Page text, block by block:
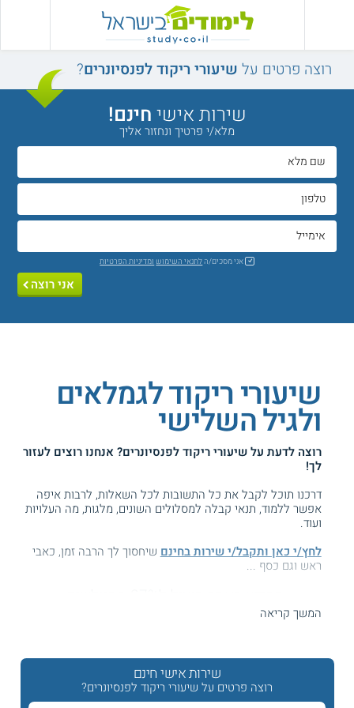
רוצה פרטים על שיעורי ריקוד לפנסיונרים?
שירות אישיחינם!
מלא/י פרטיך ונחזור אליך
אני מסכים/הלתנאי השימוש ומדיניות הפרטיות
אני רוצה
שיעורי ריקוד לגמלאים
ולגיל השלישי
רוצה לדעת עלשיעורי ריקוד לפנסיונרים? אנחנו רוצים לעזור
לך!
דרכנו תוכל לקבל את כל התשובות לכל השאלות, לרבות איפה
אפשר ללמוד, תנאי קבלה למסלולים השונים, מלגות, מה העלויות
ועוד.
לחץ/י כאן ותקבל/י שירות בחינם שיחסוך לך הרבה זמן, כאבי
ראש וגם כסף ...
עזרנו גם לך? דרג אותנו:
קורסים בריקוד ומחול למבוגרים בגיל הזהב
המשך קריאה
שירות אישי חינם
רוצה פרטים על שיעורי ריקוד לפנסיונרים?